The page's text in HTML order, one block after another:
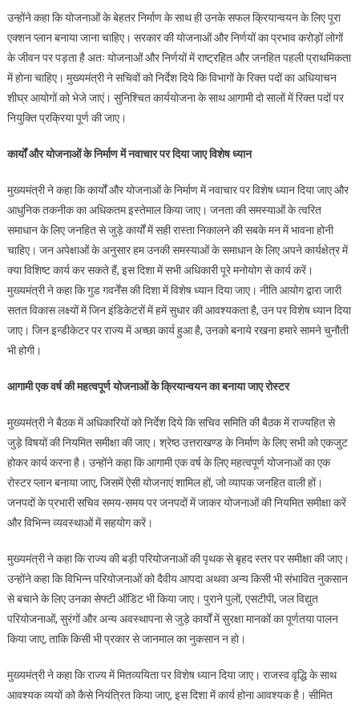
उन्होंने कहा कि योजनाओं के बेहतर निर्माण के साथ ही उनके सफल क्रियान्वयन के लिए पूरा
एक्शन प्लान बनाया जाना चाहिए। सरकार की योजनाओं और निर्णयों का प्रभाव करोड़ों लोगों
के जीवन पर पड़ता है अतः योजनाओं और निर्णयों में राष्ट्रहित और जनहित पहली प्राथमिकता
में होना चाहिए। मुख्यमंत्री ने सचिवों को निर्देश दिये कि विभागों के रिक्त पदों का अधियाचन
शीघ्र आयोगों को भेजे जाएं। सुनिश्चित कार्ययोजना के साथ आगामी दो सालों में रिक्त पदों पर
नियुक्ति प्रक्रिया पूर्ण की जाए।
कार्यों और योजनाओं के निर्माण में नवाचार पर दिया जाए विशेष ध्यान
मुख्यमंत्री ने कहा कि कार्यों और योजनाओं के निर्माण में नवाचार पर विशेष ध्यान दिया जाए और
आधुनिक तकनीक का अधिकतम इस्तेमाल किया जाए। जनता की समस्याओं के त्वरित
समाधान के लिए जनहित से जुड़े कार्यों में सही रास्ता निकालने की सबके मन में भावना होनी
चाहिए। जन अपेक्षाओं के अनुसार हम उनकी समस्याओं के समाधान के लिए अपने कार्यक्षेत्र में
क्या विशिष्ट कार्य कर सकते हैं, इस दिशा में सभी अधिकारी पूरे मनोयोग से कार्य करें।
मुख्यमंत्री ने कहा कि गुड गवर्नेंस की दिशा में विशेष ध्यान दिया जाए। नीति आयोग द्वारा जारी
सतत विकास लक्ष्यों में जिन इंडिकेटरों में हमें सुधार की आवश्यकता है, उन पर विशेष ध्यान दिया
जाए। जिन इन्डीकेटर पर राज्य में अच्छा कार्य हुआ है, उनको बनाये रखना हमारे सामने चुनौती
भी होगी।
आगामी एक वर्ष की महत्वपूर्ण योजनाओं के क्रियान्वयन का बनाया जाए रोस्टर
मुख्यमंत्री ने बैठक में अधिकारियों को निर्देश दिये कि सचिव समिति की बैठक में राज्यहित से
जुड़े विषयों की नियमित समीक्षा की जाए। श्रेष्ठ उत्तराखण्ड के निर्माण के लिए सभी को एकजुट
होकर कार्य करना है। उन्होंने कहा कि आगामी एक वर्ष के लिए महत्वपूर्ण योजनाओं का एक
रोस्टर प्लान बनाया जाए, जिसमें ऐसी योजनाएं शामिल हों, जो व्यापक जनहित वाली हों।
जनपदों के प्रभारी सचिव समय-समय पर जनपदों में जाकर योजनाओं की नियमित समीक्षा करें
और विभिन्न व्यवस्थाओं में सहयोग करें।
मुख्यमंत्री ने कहा कि राज्य की बड़ी परियोजनाओं की पृथक से बृहद स्तर पर समीक्षा की जाए।
उन्होंने कहा कि विभिन्न परियोजनाओं को दैवीय आपदा अथवा अन्य किसी भी संभावित नुकसान
से बचाने के लिए उनका सेफ्टी ऑडिट भी किया जाए। पुराने पुलों, एसटीपी, जल विद्युत
परियोजनाओं, सुरंगों और अन्य अवस्थापना से जुड़े कार्यों में सुरक्षा मानकों का पूर्णतया पालन
किया जाए, ताकि किसी भी प्रकार से जानमाल का नुकसान न हो।
मुख्यमंत्री ने कहा कि राज्य में मितव्ययिता पर विशेष ध्यान दिया जाए। राजस्व वृद्धि के साथ
आवश्यक व्ययों को कैसे नियंत्रित किया जाए, इस दिशा में कार्य होना आवश्यक है। सीमित